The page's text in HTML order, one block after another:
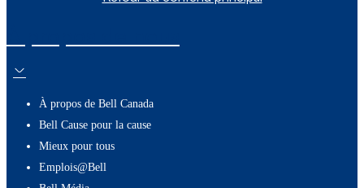
À propos de Bell Canada
Bell Cause pour la cause
Mieux pour tous
Emplois@Bell